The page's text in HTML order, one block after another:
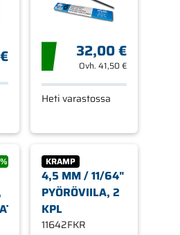
32,00 €
Ovh.41,50 €
Heti varastossa
KRAMP
4,5 MM / 11/64"
PYÖRÖVIILA, 2
KPL
11642FKR